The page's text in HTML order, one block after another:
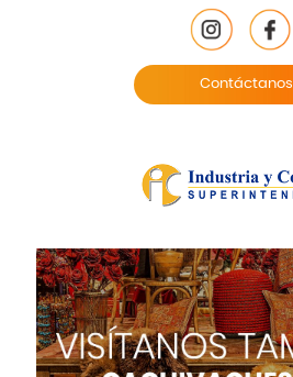
Contáctanos